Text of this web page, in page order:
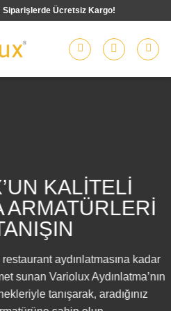
Siparişlerde Ücretsiz Kargo!
KALİTELİ
ARMATÜRLERİ
aydınlatmasına kadar
sunan Variolux Aydınlatma’nın
tanışarak, aradığınız